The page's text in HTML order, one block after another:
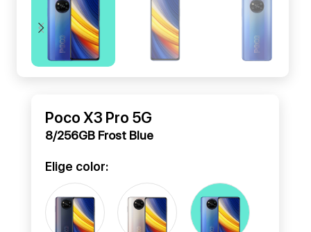
Poco X3 Pro 5G
8/256GB Frost Blue
Elige color: